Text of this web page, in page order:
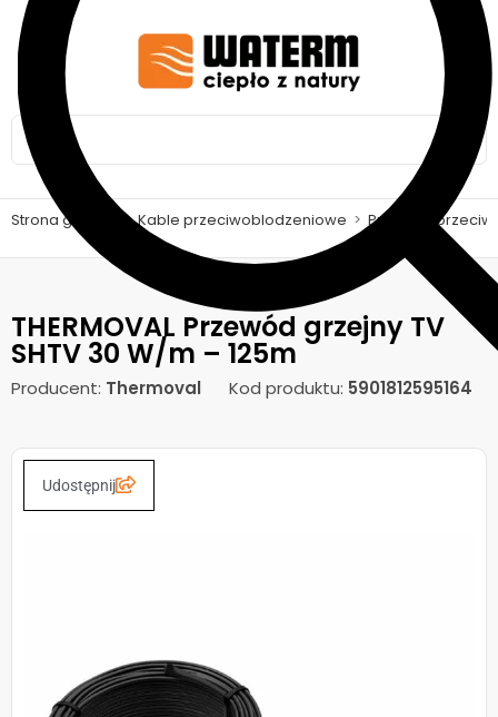
Strona główna > Kable przeciwoblodzeniowe > Przewód
THERMOVAL Przewód grzejny TV
SHTV 30 W/m – 125m
Producent: Thermoval Kod produktu: 5901812595164
Udostępnij